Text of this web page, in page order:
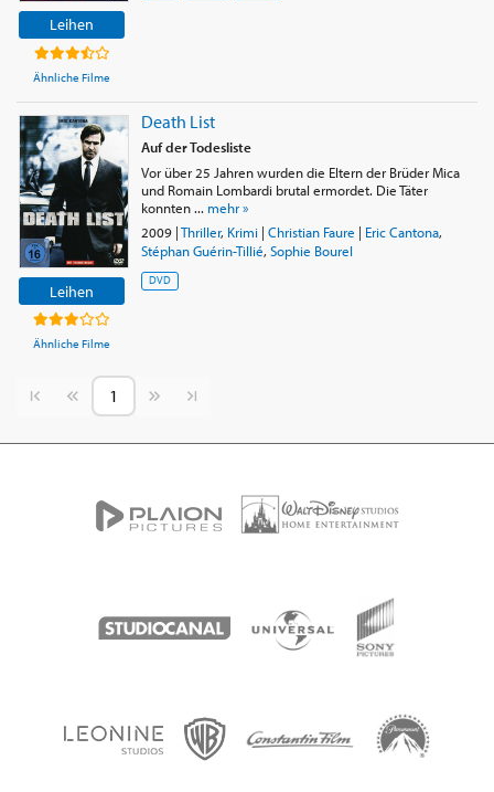
Leihen
Ähnliche Filme
Leihen
Ähnliche Filme
Death List
Auf der Todesliste
Vor über 25 Jahren wurden die Eltern der Brüder Mica
und Romain Lombardi brutal ermordet. Die Täter
konnten ... mehr »
2009|Thriller, Krimi| Christian Faure | Eric Cantona,
Stéphan Guérin-Tillié, Sophie Bourel
DVD
Vorherige SeiteNächste Seite